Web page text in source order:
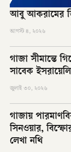
আবু আকরামের
আগস্ট ৪, ২০২৬
গাজা সীমান্তে
সাবেক
জুলাই ৩০, ২০২৬
গাজায়
সিনওয়ার,
লেখা নথি